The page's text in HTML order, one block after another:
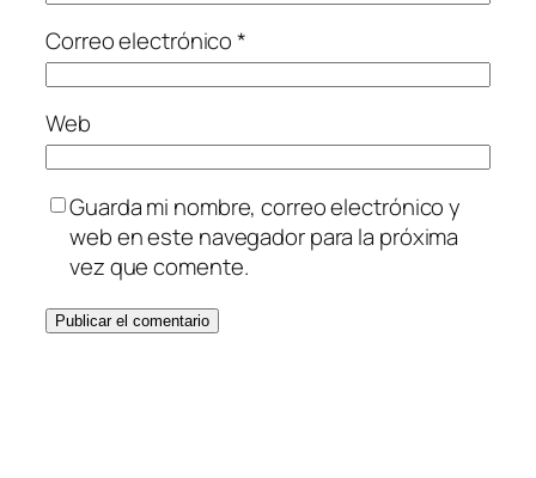
Correo electrónico*
Web
Guarda mi nombre, correo electrónico y
web en este navegador para la próxima
vez que comente.